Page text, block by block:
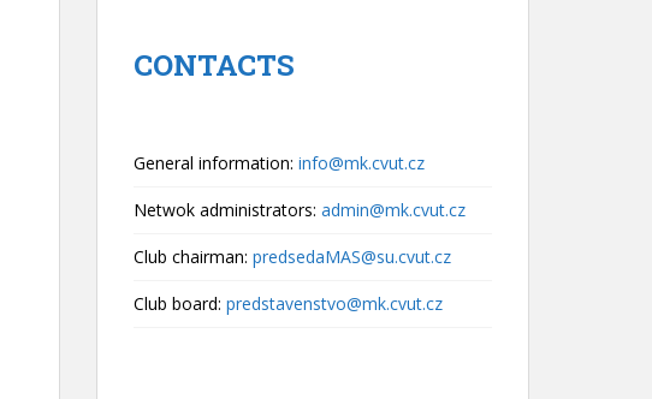
CONTACTS
General information: info@mk.cvut.cz
Netwok administrators: admin@mk.cvut.cz
Club chairman: predsedaMAS@su.cvut.cz
Club board: predstavenstvo@mk.cvut.cz